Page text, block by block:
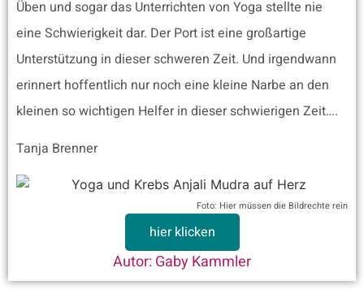
Üben und sogar das Unterrichten von Yoga stellte nie
eine Schwierigkeit dar. Der Port ist eine großartige
Unterstützung in dieser schweren Zeit. Und irgendwann
erinnert hoffentlich nur noch eine kleine Narbe an den
kleinen so wichtigen Helfer in dieser schwierigen Zeit….
Tanja Brenner
Foto: Hier müssen die Bildrechte rein
hier klicken
Autor:Gaby Kammler